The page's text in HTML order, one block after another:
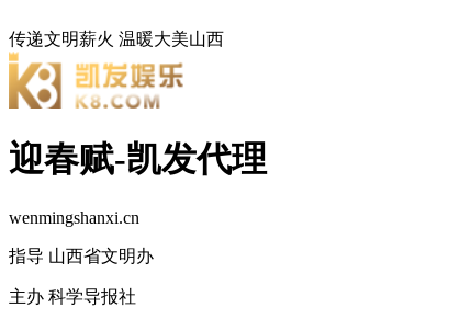
传递文明薪火 温暖大美山西
迎春赋-凯发代理
wenmingshanxi.cn
指导 山西省文明办
主办 科学导报社